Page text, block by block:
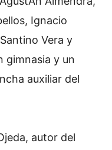
Ignacio
Vera y
gimnasia y un
auxiliar del
autor del